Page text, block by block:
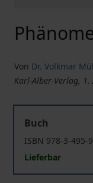
Von Dr. Volkmar
Karl-Alber-Verlag,
Buch
ISBN 978-3-495-
Lieferbar